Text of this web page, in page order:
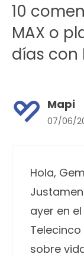
10
MAX o
días con
Mapi
07/06/
Hola,
ayer en
sobre